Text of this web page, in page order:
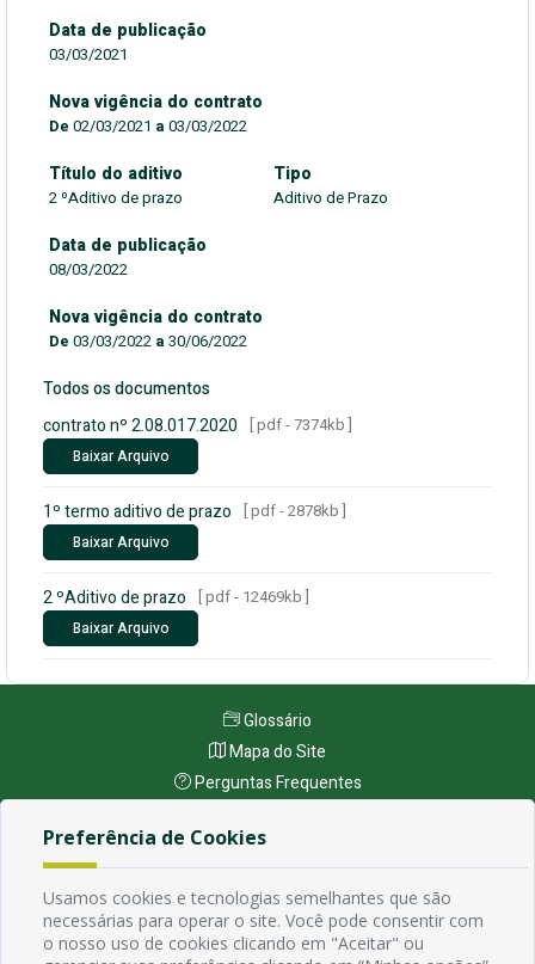
Data de publicação
03/03/2021
Nova vigência do contrato
De 02/03/2021 a 03/03/2022
Título do aditivo
2 ºAditivo de prazo
Tipo
Aditivo de Prazo
Data de publicação
08/03/2022
Nova vigência do contrato
De 03/03/2022 a 30/06/2022
Todos os documentos
contrato nº 2.08.017.2020 [ pdf - 7374kb ]
Baixar Arquivo
1º termo aditivo de prazo [ pdf - 2878kb ]
Baixar Arquivo
2 ºAditivo de prazo [ pdf - 12469kb ]
Baixar Arquivo
Endereço
Avenida Rio Branco, 484 - Prata, Campina Grande - PB
Glossário
Mapa do Site
Perguntas Frequentes
Política de Privacidade
Preferência de Cookies
Usamos cookies e tecnologias semelhantes que são
necessárias para operar o site. Você pode consentir com
o nosso uso de cookies clicando em "Aceitar" ou